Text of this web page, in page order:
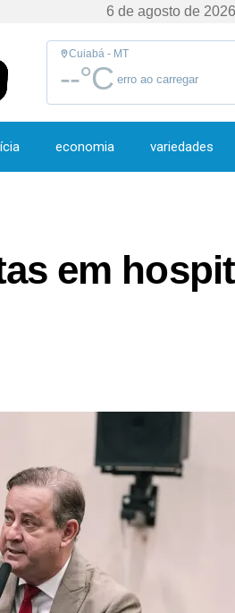
Cuiabá - MT
--°C erro ao carregar
economia variedades
6 de agosto de 2026
em